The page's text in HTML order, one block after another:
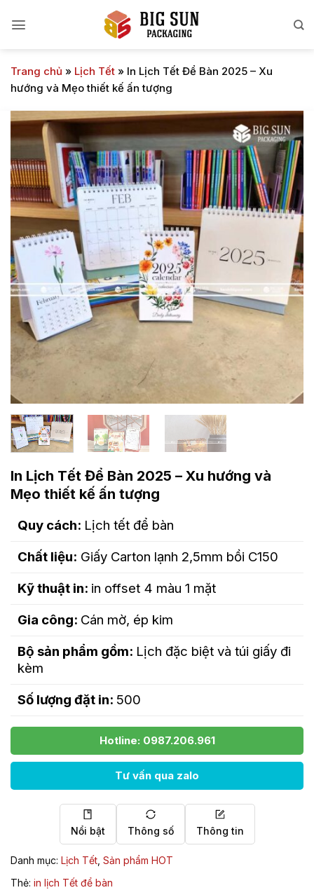
qua
Trang chủ » Lịch Tết » In Lịch Tết Để Bàn 2025 – Xu
hướng và Mẹo thiết kế ấn tượng
In Lịch Tết Để Bàn 2025 – Xu hướng và
Mẹo thiết kế ấn tượng
Quy cách: Lịch tết để bàn
Chất liệu: Giấy Carton lạnh 2,5mm bồi C150
Kỹ thuật in: in offset 4 màu 1 mặt
Gia công: Cán mờ, ép kim
Bộ sản phẩm gồm: Lịch đặc biệt và túi giấy đi
kèm
Số lượng đặt in: 500
Hotline: 0987.206.961
Tư vấn qua zalo
Nổi bật Thông số Thông tin
Danh mục: Lịch Tết Sản phẩm HOT
Thẻ: in lịch Tết để bàn